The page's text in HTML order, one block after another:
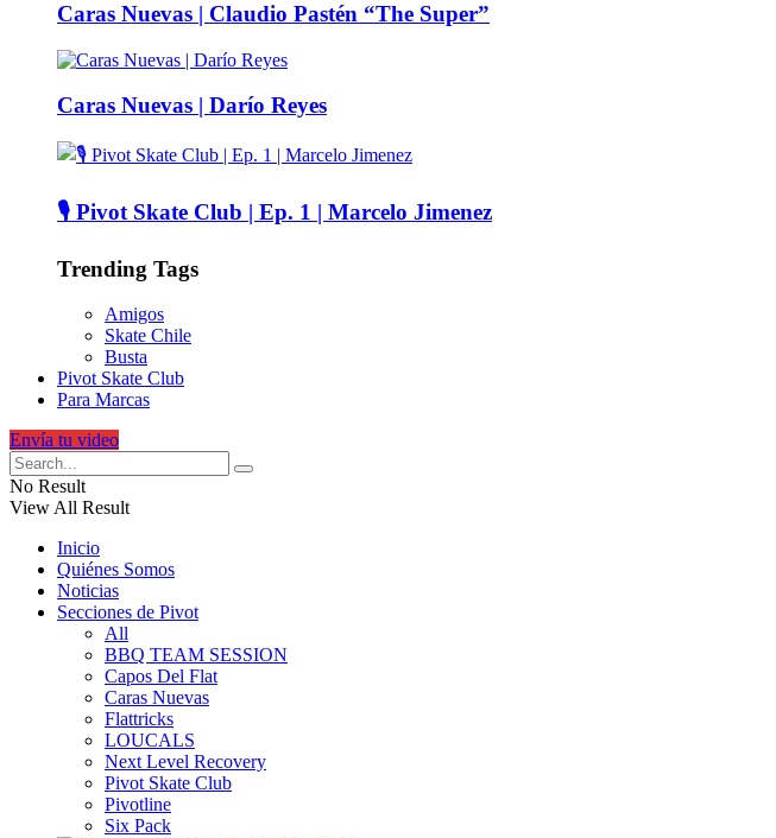
Caras Nuevas | Claudio Pastén “The Super”
Caras Nuevas | Darío Reyes
🎙️ Pivot Skate Club | Ep. 1 | Marcelo Jimenez
Trending Tags
Amigos
Skate Chile
Busta
Pivot Skate Club
Para Marcas
Envía tu video
No Result
View All Result
Inicio
Quiénes Somos
Noticias
Secciones de Pivot
All
BBQ TEAM SESSION
Capos Del Flat
Caras Nuevas
Flattricks
LOUCALS
Next Level Recovery
Pivot Skate Club
Pivotline
Six Pack